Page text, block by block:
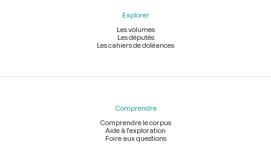
Explorer
Les volumes
Les députés
Les cahiers de doléances
Comprendre
Comprendre le corpus
Aide à l'exploration
Foire aux questions